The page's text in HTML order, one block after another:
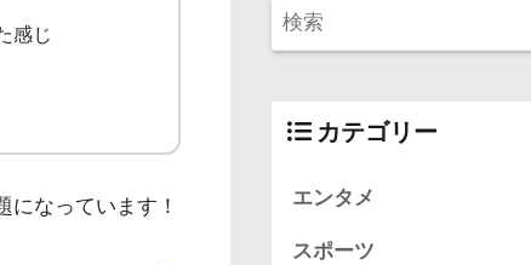
感じ
なっています！
カテゴリー
エンタメ
スポーツ